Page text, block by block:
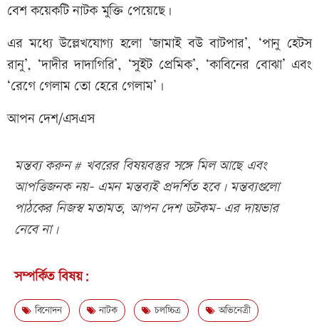
বেশ কয়েকটি নাটক মুক্তি পেয়েছে।
এর মধ্যে উল্লেখযোগ্য হলো ‘জামাই বউ বাটপার’, ‘পানু হেটস
রানু’, ‘দাদীর দাদাগিরি’, ‘সুইট প্রেমিক’, ‘কাবিনের বোঝা’ এবং
‘রেগে গেলাম তো হেরে গেলাম’।
আপন দেশ/এসএস
মন্তব্য করুন # খবরের বিষয়বস্তুর সঙ্গে মিল আছে এবং
আপত্তিজনক নয়- এমন মন্তব্যই প্রদর্শিত হবে। মন্তব্যগুলো
পাঠকের নিজস্ব মতামত, আপন দেশ ডটকম- এর দায়ভার
নেবে না।
সম্পর্কিত বিষয়:
বিনোদন নাটক চলচ্চিত্র অভিনেত্রী